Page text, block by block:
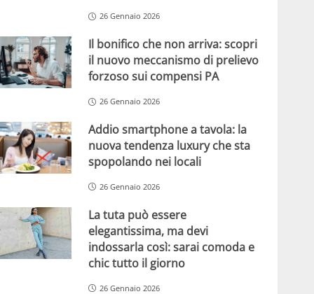
26 Gennaio 2026
Il bonifico che non arriva: scopri
il nuovo meccanismo di prelievo
forzoso sui compensi PA
26 Gennaio 2026
Addio smartphone a tavola: la
nuova tendenza luxury che sta
spopolando nei locali
26 Gennaio 2026
La tuta può essere
elegantissima, ma devi
indossarla così: sarai comoda e
chic tutto il giorno
26 Gennaio 2026